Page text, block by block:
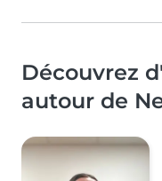
Découvrez
autour de